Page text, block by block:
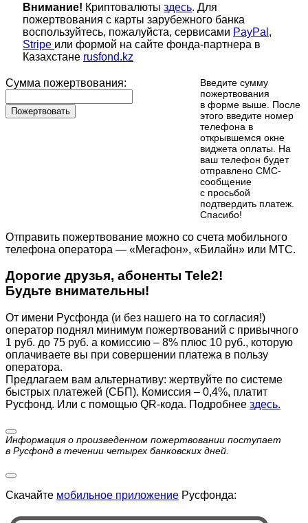
Внимание! Криптовалюты здесь. Для
пожертвования с карты зарубежного банка
воспользуйтесь, пожалуйста, сервисами PayPal ,
Stripe или формой на сайте фонда-партнера в
Казахстане rusfond.kz
Сумма пожертвования:
Пожертвовать
Введите сумму
пожертвования
в форме выше. После
этого введите номер
телефона в
открывшемся окне
виджета оплаты. На
ваш телефон будет
отправлено СМС-
сообщение
с просьбой
подтвердить платеж.
Cпасибо!
Отправить пожертвование можно со счета мобильного
телефона оператора — «Мегафон», «Билайн» или МТС.
Дорогие друзья, абоненты Tele2!
Будьте внимательны!
От имени Русфонда (и без нашего на то согласия!)
оператор поднял минимум пожертвований с привычного
1 руб. до 75 руб. а комиссию – 8% плюс 10 руб., которую
оплачиваете вы при совершении платежа в пользу
оператора.
Предлагаем вам альтернативу: жертвуйте по cистеме
быстрых платежей (СБП). Комиссия – 0,4%, платит
Русфонд. Или с помощью QR-кода. Подробнее здесь.
Информация о произведенном пожертвовании поступает
в Русфонд в течении четырех банковских дней.
Скачайте мобильное приложение Русфонда: